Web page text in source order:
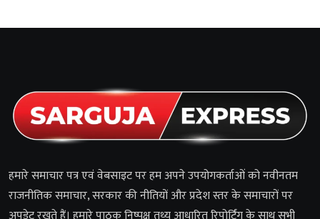
हमारे समाचार पत्र एवं वेबसाइट पर हम अपने उपयोगकर्ताओं को नवीनतम
राजनीतिक समाचार, सरकार की नीतियों और प्रदेश स्तर के समाचारों पर